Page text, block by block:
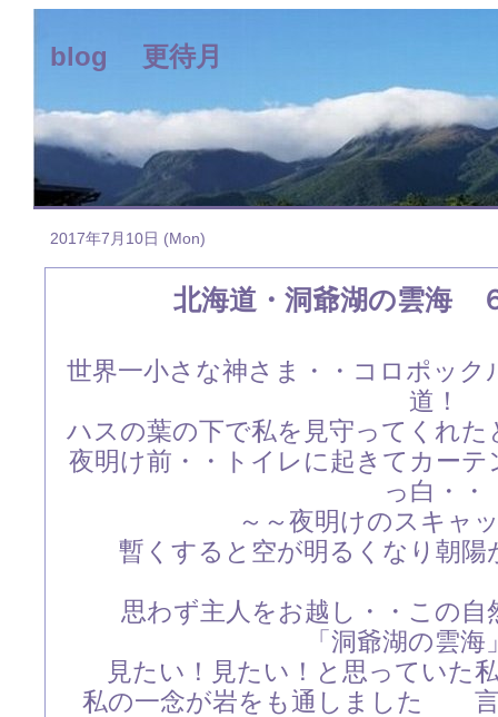
blog 更待月
2017年7月10日 (Mon)
北海道・洞爺湖の雲海
世界一小さな神さま・・コロポッ
道！
ハスの葉の下で私を見守ってくれ
夜明け前・・トイレに起きてカー
っ白・・
～～夜明けのスキャ
暫くすると空が明るくなり朝
思わず主人をお越し・・この
「洞爺湖の雲海
見たい！見たい！と思っていた
私の一念が岩をも通しました 言